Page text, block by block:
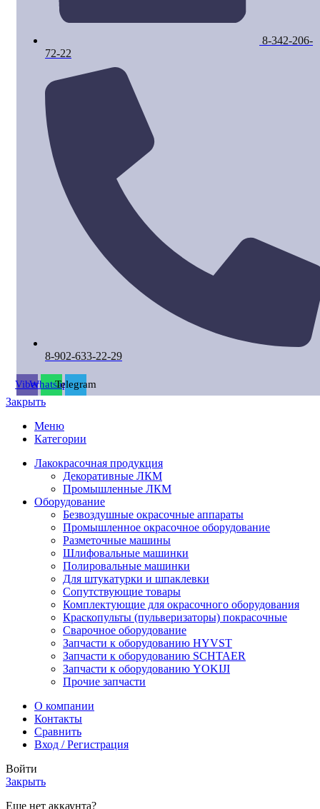
8-342-206-
72-22
8-902-633-22-29
ViberWhatsappTelegram
Закрыть
Меню
Категории
Лакокрасочная продукция
Декоративные ЛКМ
Промышленные ЛКМ
Оборудование
Безвоздушные окрасочные аппараты
Промышленное окрасочное оборудование
Разметочные машины
Шлифовальные машинки
Полировальные машинки
Для штукатурки и шпаклевки
Сопутствующие товары
Комплектующие для окрасочного оборудования
Краскопульты (пульверизаторы) покрасочные
Сварочное оборудование
Запчасти к оборудованию HYVST
Запчасти к оборудованию SCHTAER
Запчасти к оборудованию YOKIJI
Прочие запчасти
О компании
Контакты
Сравнить
Вход / Регистрация
Войти
Закрыть
Еще нет аккаунта?